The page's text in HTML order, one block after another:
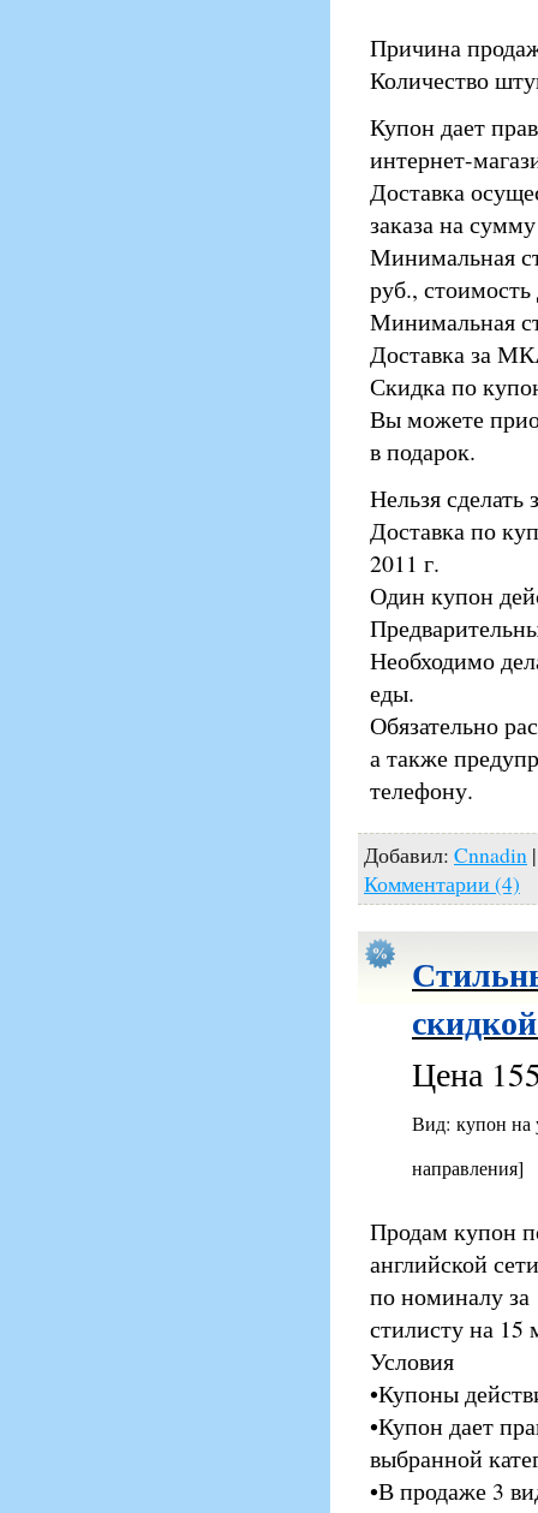
Причина
Количество
Купон дает
интернет-
Доставка
заказа на
Минимальная
руб.,
Минимальная
Доставка за
Скидка по
Вы можете
в подарок.
Нельзя
Доставка по
2011 г.
Один купон
Необходимо
еды.
Обязательно
а также
телефону.
Добавил: Cnnadin
Комментарии (4)
Цена
Вид: купон
направления]
Продам купон
английской
по номиналу за
стилисту на 15
Условия
•Купоны
•Купон дает
выбранной
•В продаже 3